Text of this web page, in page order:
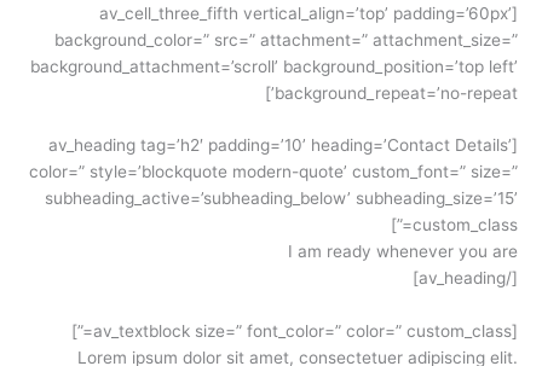
[av_cell_three_fifth vertical_align=’top’ padding=’60px’
background_color=” src=” attachment=” attachment_size=”
background_attachment=’scroll’ background_position=’top left’
background_repeat=’no-repeat’]
[av_heading tag=’h2′ padding=’10’ heading=’Contact Details’
color=” style=’blockquote modern-quote’ custom_font=” size=”
subheading_active=’subheading_below’ subheading_size=’15’
custom_class=”]
I am ready whenever you are
[/av_heading]
[av_textblock size=” font_color=” color=” custom_class=”]
Lorem ipsum dolor sit amet, consectetuer adipiscing elit.